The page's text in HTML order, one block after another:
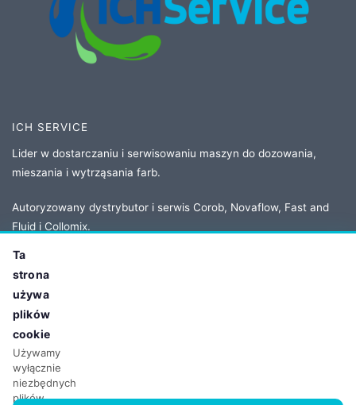
ICH SERVICE
Lider w dostarczaniu i serwisowaniu maszyn do dozowania,
mieszania i wytrząsania farb.
Autoryzowany dystrybutor i serwis Corob, Novaflow, Fast and
Fluid i Collomix.
KONTAKT
Adres:
62-064 Plewiska, Poland
Tel: +48 61 86 77 208
Email: biuro@ichservice.com
Ta
strona
używa
plików
cookie
Używamy
wyłącznie
niezbędnych
plików